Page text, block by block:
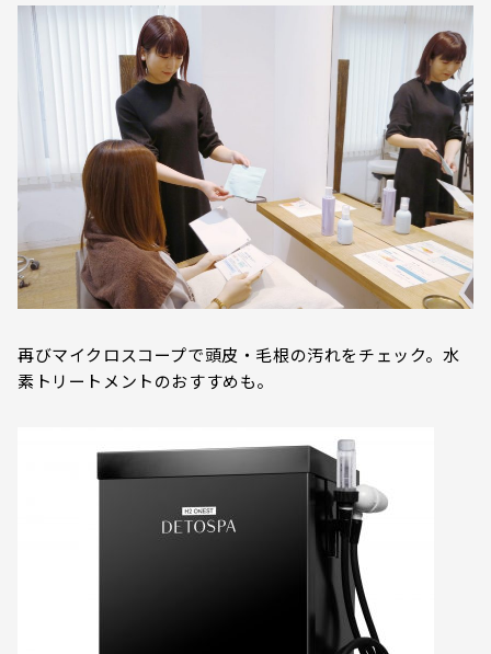
再びマイクロスコープで頭皮・毛根の汚れをチェック。水
素トリートメントのおすすめも。